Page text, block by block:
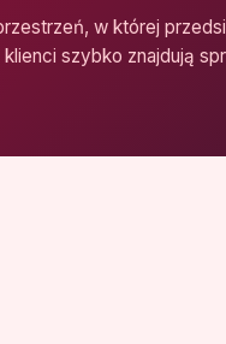
w której
szybko znajdują